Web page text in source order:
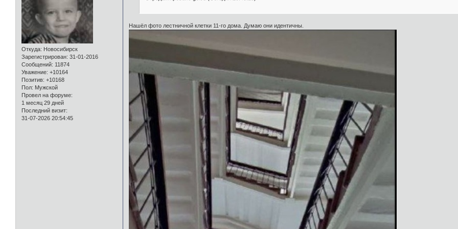
Откуда: Новосибирск
Зарегистрирован: 31-01-2016
Сообщений: 11874
Уважение: +10164
Позитив: +10168
Пол: Мужской
Провел на форуме:
1 месяц 29 дней
Последний визит:
31-07-2026 20:54:45
Нашёл фото лестничной клетки 11-го дома. Думаю они идентичны.